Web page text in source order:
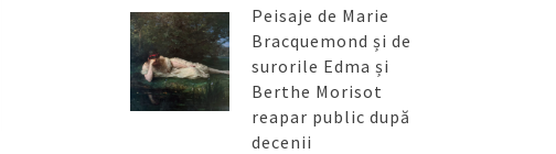
Peisaje de Marie
Bracquemond și de
surorile Edma și
Berthe Morisot
reapar public după
decenii